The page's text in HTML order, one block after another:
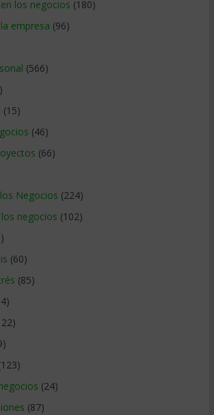
los negocios (180)
empresa (96)
(566)
(15)
(46)
(66)
Negocios (224)
negocios (102)
(60)
(85)
(24)
(87)